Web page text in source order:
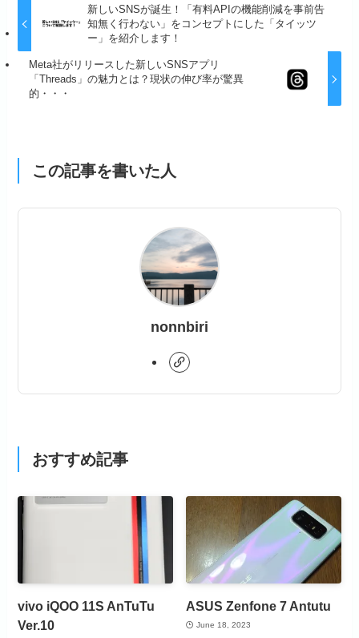
新しいSNSが誕生！「有料APIの機能削減を事前告
知無く行わない」をコンセプトにした「タイッツ
ー」を紹介します！
Meta社がリリースした新しいSNSアプリ
「Threads」の魅力とは？現状の伸び率が驚異
的・・・
この記事を書いた人
nonnbiri
おすすめ記事
vivo iQOO 11S AnTuTu
Ver.10
ASUS Zenfone 7 Antutu
June 18, 2023